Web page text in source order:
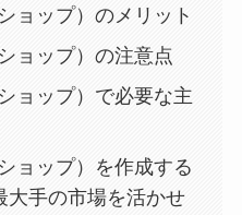
ョップ）のメリット
ョップ）の注意点
ョップ）で必要な主
ョップ）を作成する
大手の市場を活かせ